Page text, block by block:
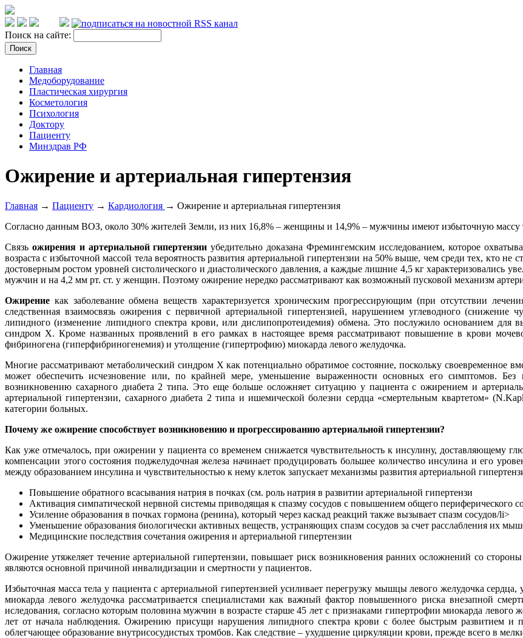
Поиск на сайте:
Главная
Медоборудование
Пластическая хирургия
Косметология
Психология
Доктору
Пациенту
Минздрав РФ
Ожирение и артериальная гипертензия
Главная → Пациенту → Кардиология → Ожирение и артериальная гипертензия
Согласно данным ВОЗ, около 30% жителей Земли, из них 16,8% – женщины и 14,9% – мужчины имеют избыточную массу
Связь ожирения и артериальной гипертензии убедительно доказана Фремингемским исследованием, которое
возраста с избыточной массой тела вероятность развития артериальной гипертензии на 50% выше, чем среди тех, кто
достоверным ростом уровней систолического и диастолического давления, а каждые лишние 4,5 кг характеризовались
мужчин и на 4,2 мм рт. ст. у женщин. Поэтому ожирение нередко рассматривают как возможный пусковой механизм
Ожирение как заболевание обмена веществ характеризуется хроническим прогрессирующим (при отсутствии
следственная взаимосвязь ожирения с первичной артериальной гипертензией, нарушением углеводного (снижение
липидного (изменение липидного спектра крови, или дислипопротеидемия) обмена. Это послужило основанием для
синдром Х. Кроме названных проявлений в его рамках в настоящее время рассматривают повышение в крови
фибриногена (гиперфибриногенемия) и утолщение (гипертрофию) миокарда левого желудочка.
Многие рассматривают метаболический синдром Х как потенциально обратимое состояние, поскольку своевременное
может обеспечить исчезновение или, по крайней мере, уменьшение выраженности основных его симптомов.
возникновению сахарного диабета 2 типа. Это еще больше осложняет ситуацию у пациента с ожирением и
артериальной гипертензии, сахарного диабета 2 типа и ишемической болезни сердца «смертельным квартетом»
категории больных.
Почему же ожирение способствует возникновению и прогрессированию артериальной гипертензии?
Как уже отмечалось, при ожирении у пациента со временем снижается чувствительность к инсулину, доставляющему
компенсации этого состояния поджелудочная железа начинает продуцировать большее количество инсулина и его
между образованием инсулина и чувствительностью к нему клеток запускает механизмы развития артериальной
Повышение обратного всасывания натрия в почках (см. роль натрия в развитии артериальной гипертензи
Активация симпатической нервной системы приводящая к спазму сосудов с повышением общего периферического
Усиление образования в почках гормона (ренина), который через каскад реакций также вызывает спазм сосудов/li>
Уменьшение образования биологически активных веществ, устраняющих спазм сосудов за счет расслабления их
Медицинские последствия сочетания ожирения и артериальной гипертензии
Ожирение утяжеляет течение артериальной гипертензии, повышает риск возникновения ранних осложнений со
являются основной причиной инвалидизации и смертности у пациентов.
Избыточная масса тела у пациента с артериальной гипертензией усиливает перегрузку мышцы левого желудочка
миокарда левого желудочка рассматривается специалистами как важный фактор повышенного риска внезапной
иследования, согласно которым половина мужчин в возрасте старше 45 лет с признаками гипертрофии миокарда
лет от начала наблюдения. Ожирению присущи нарушения липидного спектра крови с более быстрым развитием и
облегчающее образование внутрисосудистых тромбов. Как следствие – ухудшение циркуляции крови, прежде всего в